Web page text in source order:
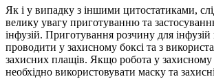
Як і у випадку з іншими цитостатиками,
велику увагу приготуванню та
інфузій. Приготування розчину для інфузій
проводити у захисному боксі та з
захисних плащів. Якщо робота у
необхідно використовувати маску та